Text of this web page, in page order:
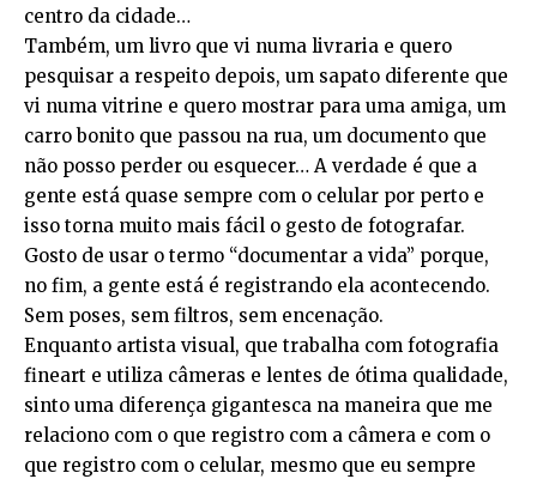
centro da cidade…
Também, um livro que vi numa livraria e quero
pesquisar a respeito depois, um sapato diferente que
vi numa vitrine e quero mostrar para uma amiga, um
carro bonito que passou na rua, um documento que
não posso perder ou esquecer… A verdade é que a
gente está quase sempre com o celular por perto e
isso torna muito mais fácil o gesto de fotografar.
Gosto de usar o termo “documentar a vida” porque,
no fim, a gente está é registrando ela acontecendo.
Sem poses, sem filtros, sem encenação.
Enquanto artista visual, que trabalha com fotografia
fineart e utiliza câmeras e lentes de ótima qualidade,
sinto uma diferença gigantesca na maneira que me
relaciono com o que registro com a câmera e com o
que registro com o celular, mesmo que eu sempre